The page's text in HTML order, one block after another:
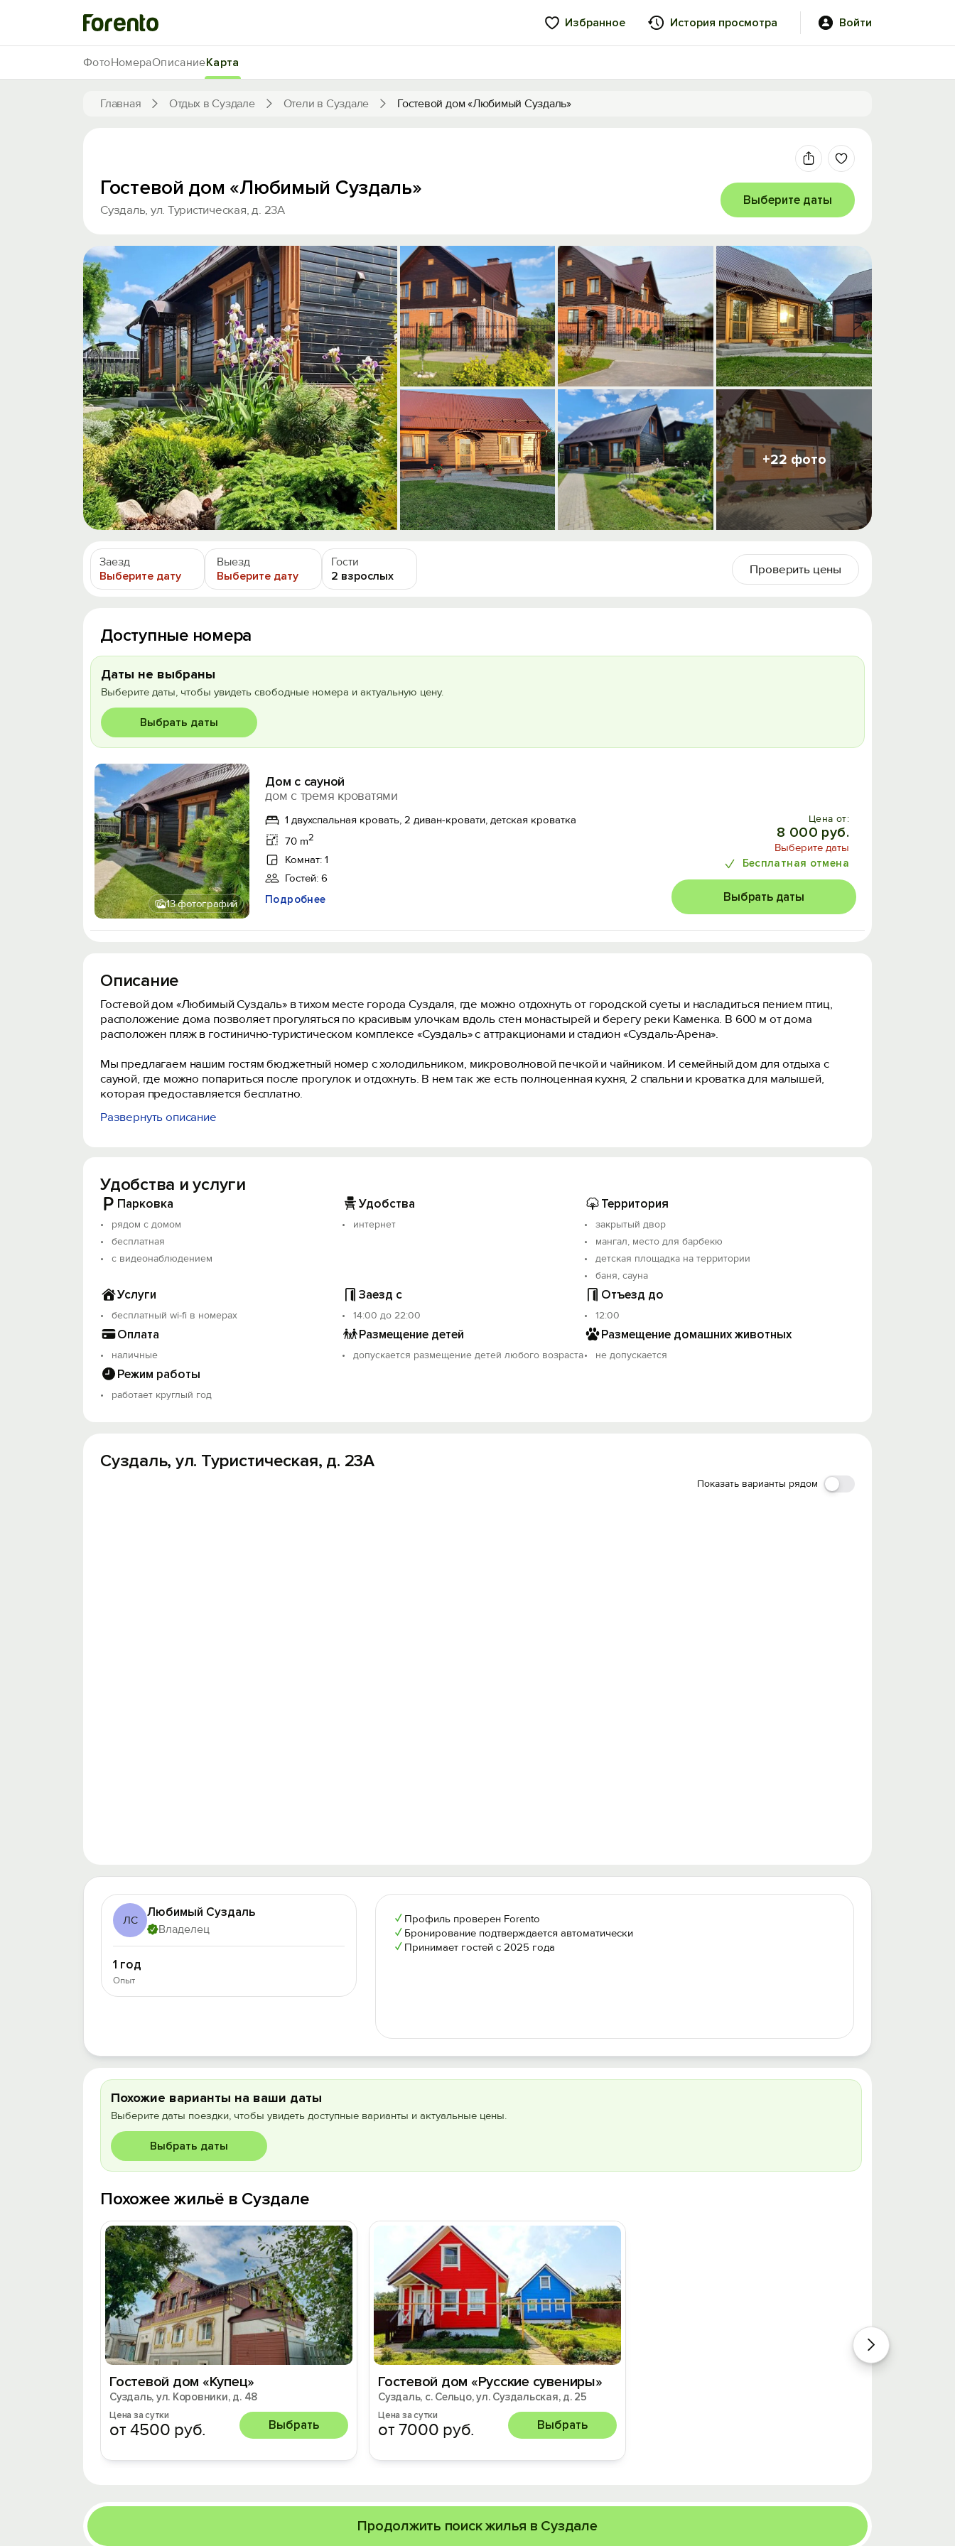
Избранное История просмотра Войти
Главная Отдых в Суздале Отели в Суздале Гостевой дом «Любимый Суздаль»
ФотоНомераОписаниеКарта
+22 фото
Гостевой дом «Любимый Суздаль»
Суздаль, ул. Туристическая, д. 23А
Выберите даты
Заезд
Выберите дату
Выезд
Выберите дату
Гости
2 взрослых
Проверить цены
Доступные номера
Даты не выбраны
Выберите даты, чтобы увидеть свободные номера и актуальную цену.
Выбрать даты
13 фотографий
Дом с сауной
дом с тремя кроватями
1 двухспальная кровать, 2 диван-кровати, детская кроватка
70 m2
Комнат: 1
Гостей: 6
Подробнее
Цена от:
8 000 руб.
Выберите даты
Бесплатная отмена
Выбрать даты
Описание
Гостевой дом «Любимый Суздаль» в тихом месте города Суздаля, где можно отдохнуть от городской суеты и насладиться пением птиц,
расположение дома позволяет прогуляться по красивым улочкам вдоль стен монастырей и берегу реки Каменка. В 600 м от дома
расположен пляж в гостинично-туристическом комплексе «Суздаль» с аттракционами и стадион «Суздаль-Арена».
Мы предлагаем нашим гостям бюджетный номер с холодильником, микроволновой печкой и чайником. И семейный дом для отдыха с
сауной, где можно попариться после прогулок и отдохнуть. В нем так же есть полноценная кухня, 2 спальни и кроватка для малышей,
которая предоставляется бесплатно.
Во дворе для гостей есть детские качели и для взрослых, мангалы для приготовления шашлыка и летние беседки. Бесплатная частная
Развернуть описание
Удобства и услуги
Парковка
рядом с домом
бесплатная
с видеонаблюдением
Удобства
интернет
Территория
закрытый двор
мангал, место для барбекю
детская площадка на территории
баня, сауна
Услуги
бесплатный wi-fi в номерах
Заезд с
14:00 до 22:00
Отъезд до
12:00
Оплата
наличные
Размещение детей
допускается размещение детей любого возраста
Размещение домашних животных
не допускается
Режим работы
работает круглый год
Суздаль, ул. Туристическая, д. 23А
Показать варианты рядом
ЛС
Любимый Суздаль
Владелец
1 год
Опыт
✓ Профиль проверен Forento
✓ Бронирование подтверждается автоматически
✓ Принимает гостей с 2025 года
Похожие варианты на ваши даты
Выберите даты поездки, чтобы увидеть доступные варианты и актуальные цены.
Выбрать даты
Похожее жильё в Суздале
Гостевой дом «Купец»
Суздаль, ул. Коровники, д. 48
Цена за сутки
от 4500 руб. Выбрать
Гостевой дом «Русские сувениры»
Суздаль, с. Сельцо, ул. Суздальская, д. 25
Цена за сутки
от 7000 руб. Выбрать
Продолжить поиск жилья в Суздале